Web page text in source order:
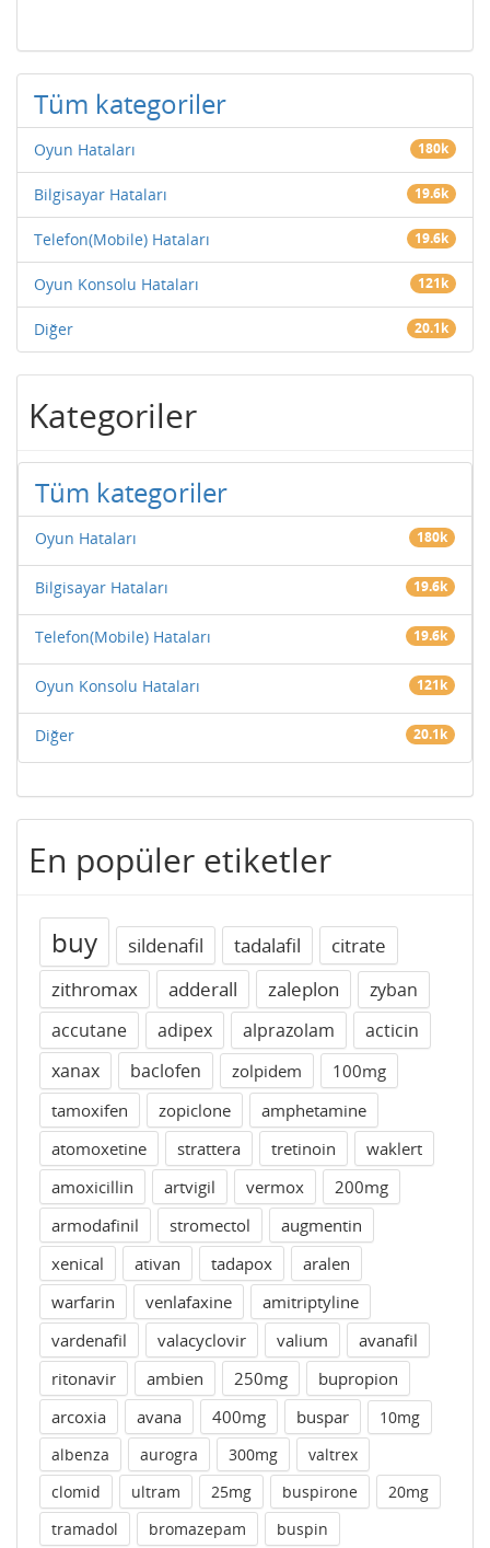
Tüm kategoriler
Oyun Hataları 180k
Bilgisayar Hataları 19.6k
Telefon(Mobile) Hataları 19.6k
Oyun Konsolu Hataları 121k
Diğer 20.1k
Kategoriler
Tüm kategoriler
Oyun Hataları 180k
Bilgisayar Hataları 19.6k
Telefon(Mobile) Hataları 19.6k
Oyun Konsolu Hataları 121k
Diğer 20.1k
En popüler etiketler
buy sildenafil tadalafil
citrate
zithromax
adderall zaleplon
zyban
accutane
adipex alprazolam
acticin
xanax
baclofen zolpidem
100mg
tamoxifen
zopiclone
amphetamine
atomoxetine
strattera tretinoin
waklert
amoxicillin
artvigil vermox
200mg
armodafinil
stromectol
augmentin
xenical
ativan tadapox
aralen
warfarin
venlafaxine
amitriptyline
vardenafil
valacyclovir valium
avanafil
ritonavir
ambien 250mg
bupropion
arcoxia
avana 400mg buspar
10mg
albenza
aurogra 300mg
valtrex
clomid
ultram 25mg buspirone
20mg
tramadol
bromazepam
buspin